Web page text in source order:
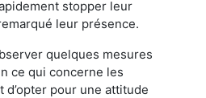
stopper leur
leur présence.
quelques mesures
ce qui concerne les
pour une attitude